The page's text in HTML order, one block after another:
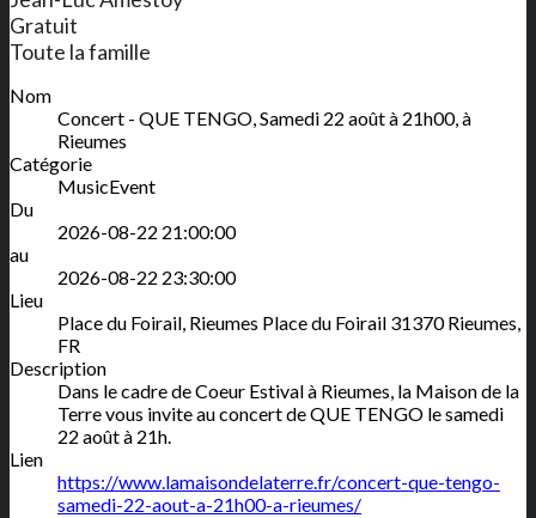
Gratuit
Toute la famille
Nom
Concert - QUE TENGO, Samedi 22 août à 21h00, à
Rieumes
Catégorie
MusicEvent
Du
2026-08-22 21:00:00
au
2026-08-22 23:30:00
Lieu
Place du Foirail, Rieumes Place du Foirail 31370 Rieumes,
FR
Description
Dans le cadre de Coeur Estival à Rieumes, la Maison de la
Terre vous invite au concert de QUE TENGO le samedi
22 août à 21h.
Lien
https://www.lamaisondelaterre.fr/concert-que-tengo-
samedi-22-aout-a-21h00-a-rieumes/